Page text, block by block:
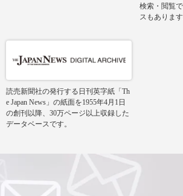
検索・閲覧
スもあります
読売新聞社の発行する日刊英字紙「Th
e Japan News」の紙面を1955年4月1日
の創刊以降、30万ページ以上収録した
データベースです。